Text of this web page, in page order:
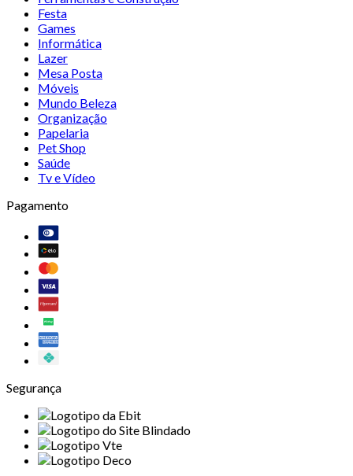
Festa
Games
Informática
Lazer
Mesa Posta
Móveis
Mundo Beleza
Organização
Papelaria
Pet Shop
Saúde
Tv e Vídeo
Pagamento
Segurança